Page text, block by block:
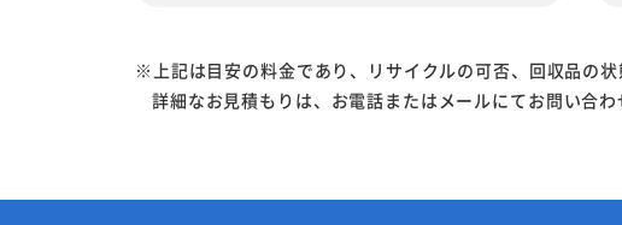
※上記は目安の料金であり、リサイクルの可否、回収品の
詳細なお見積もりは、お電話またはメールにてお問い合わ